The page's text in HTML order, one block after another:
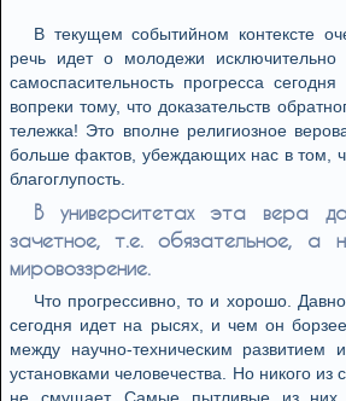
В текущем событийном контексте
речь идет о молодежи исключительно
самоспасительность прогресса
вопреки тому, что доказательств
тележка! Это вполне религиозное
больше фактов, убеждающих нас в том,
благоглупость.
В университетах эта вера
зачетное, т.е. обязательное, а
мировоззрение.
Что прогрессивно, то и хорошо.
сегодня идет на рысях, и чем он
между научно-техническим развитием
установками человечества. Но никого из